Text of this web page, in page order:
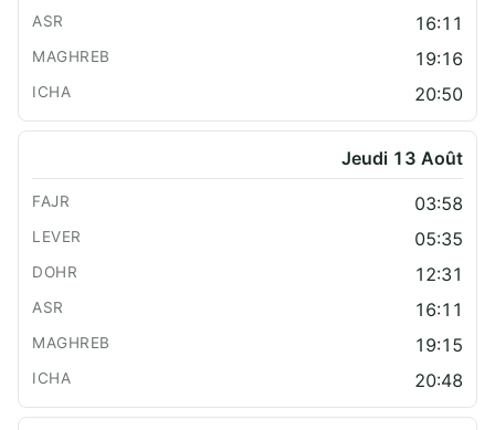
16:11
19:16
20:50
Jeudi 13 Août
03:58
05:35
12:31
16:11
19:15
20:48